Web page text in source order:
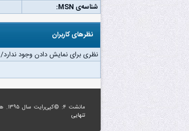
شناسه‌ی MSN:
نظرهای کاربران
نظری برای نمایش دادن وجود ندارد/
مانشت ۴: ©کپی‌رایت سال ۱۳۹۵. همه حقوق برای
تنهایی